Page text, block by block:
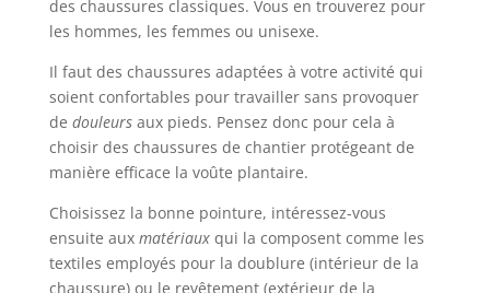
des chaussures classiques. Vous en trouverez pour
les hommes, les femmes ou unisexe.
Il faut des chaussures adaptées à votre activité qui
soient confortables pour travailler sans provoquer
de douleursaux pieds. Pensez donc pour cela à
choisir des chaussures de chantier protégeant de
manière efficace la voûte plantaire.
Choisissez la bonne pointure, intéressez-vous
ensuite aux matériauxqui la composent comme les
textiles employés pour la doublure (intérieur de la
chaussure) ou le revêtement (extérieur de la